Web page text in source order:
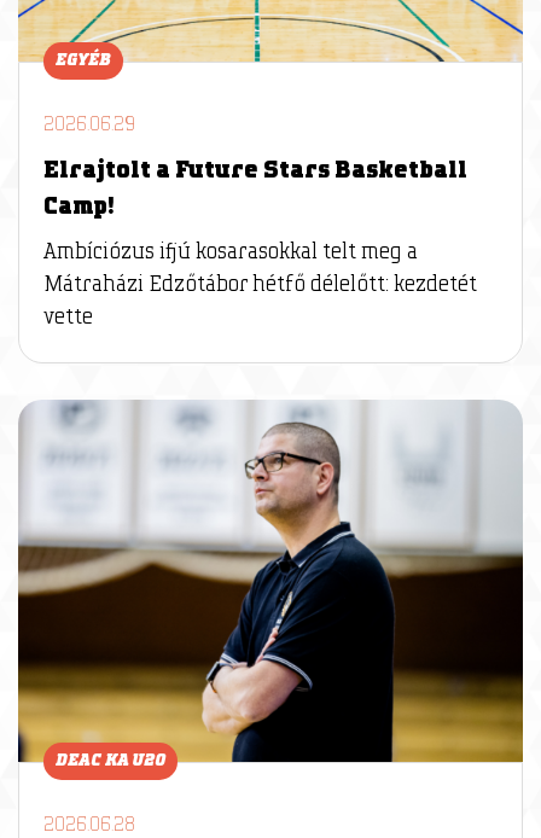
EGYÉB
2026.06.29
Elrajtolt a Future Stars Basketball
Camp!
Ambíciózus ifjú kosarasokkal telt meg a
Mátraházi Edzőtábor hétfő délelőtt: kezdetét
vette
DEAC KA U20
2026.06.28